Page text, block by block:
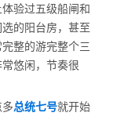
验过五级船闸和
的阳台房，甚至
整的游完整个三
悠闲，节奏很
多总统七号就开始